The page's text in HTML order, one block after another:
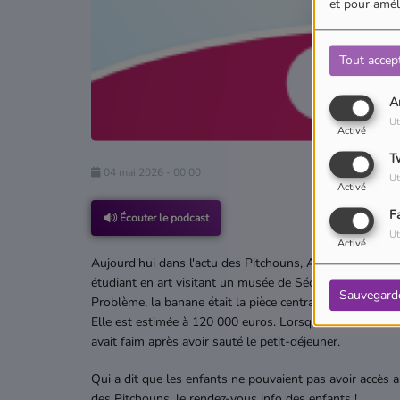
et pour
Tout
Activé
Activé
Activé
04 mai 2026 - 00:00
Écouter le podcast
Aujourd'hui dans l'actu des Pitchouns, Ambre nous
étudiant en art visitant un musée de Séoul s'est fait un
Problème, la banane était la pièce centrale d'une
Elle est estimée à 120 000 euros. Lorsque le musée
avait faim après avoir sauté le petit-déjeuner.
Qui a dit que les enfants ne pouvaient pas avoir